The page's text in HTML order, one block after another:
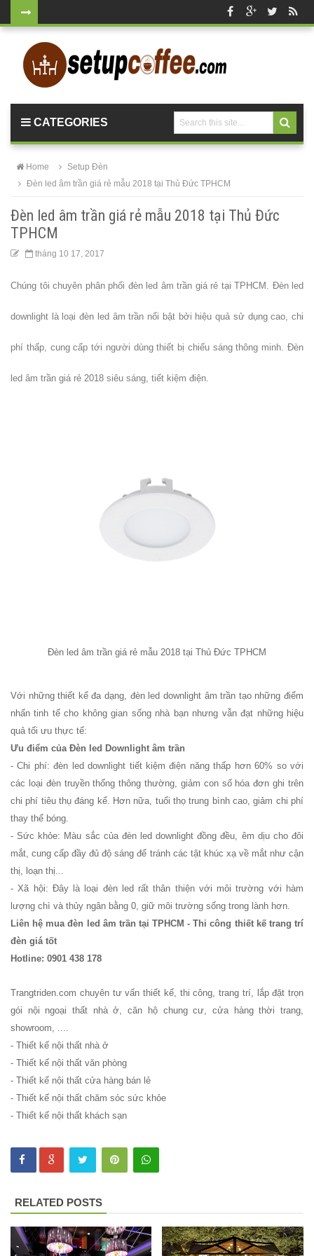
mặt đá
chân mạ
coban tiếp
trọng
Bàn ghế gỗ
hàng
vintage tại
vách ngăn
quán cafe
Bộ bàn ghế
trời sân
vườn sân
thượng
nhôm đúc
ốp gỗ nhựa
275
Bộ bàn ghế
trời ban
công sân
thượng bàn
kính cường
lực 277
sắt decor
nhà hàng
mặt bàn
composite
CATEGORIES
Home
Setup Đèn
Đèn led âm trần giá rẻ mẫu 2018 tại Thủ Đức TPHCM
Đèn led âm trần giá rẻ mẫu 2018 tại Thủ Đức
TPHCM
tháng 10 17, 2017
Chúng tôi chuyên phân phối đèn led âm trần giá rẻ tại TPHCM. Đèn led
downlight là loại đèn led âm trần nổi bật bởi hiệu quả sử dụng cao, chi
phí thấp, cung cấp tới người dùng thiết bị chiếu sáng thông minh. Đèn
led âm trần giá rẻ 2018 siêu sáng, tiết kiệm điện.
Đèn led âm trần giá rẻ mẫu 2018 tại Thủ Đức TPHCM
Với những thiết kế đa dạng, đèn led downlight âm trần tạo những điểm
nhấn tinh tế cho không gian sống nhà bạn nhưng vẫn đạt những hiệu
quả tối ưu thực tế:
Ưu điểm của Đèn led Downlight âm trần
- Chi phí: đèn led downlight tiết kiệm điện năng thấp hơn 60% so với
các loại đèn truyền thống thông thường, giảm con số hóa đơn ghi trên
chi phí tiêu thụ đáng kể. Hơn nữa, tuổi thọ trung bình cao, giảm chi phí
thay thế bóng.
- Sức khỏe: Màu sắc của đèn led downlight đồng đều, êm dịu cho đôi
mắt, cung cấp đầy đủ độ sáng để tránh các tật khúc xạ về mắt như cận
thị, loạn thị...
- Xã hội: Đây là loại đèn led rất thân thiện với môi trường với hàm
lượng chì và thủy ngân bằng 0, giữ môi trường sống trong lành hơn.
Liên hệ mua đèn led âm trần tại TPHCM - Thi công thiết kế trang trí
đèn giá tốt
Hotline: 0901 438 178
Trangtriden.com chuyên tư vấn thiết kế, thi công, trang trí, lắp đặt trọn
gói nội ngoại thất nhà ở, căn hộ chung cư, cửa hàng thời trang,
showroom, ....
- Thiết kế nội thất nhà ở
- Thiết kế nội thất văn phòng
- Thiết kế nội thất cửa hàng bán lẻ
- Thiết kế nội thất chăm sóc sức khỏe
- Thiết kế nội thất khách sạn
RELATED POSTS